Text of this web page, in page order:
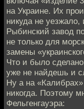
на Украине. Их
никуда не
Рыбинский завод
не только для
замены
Что и было
уже не найдешь и
Ну а на
никогда. Поэтому
Фельгенгауэра: